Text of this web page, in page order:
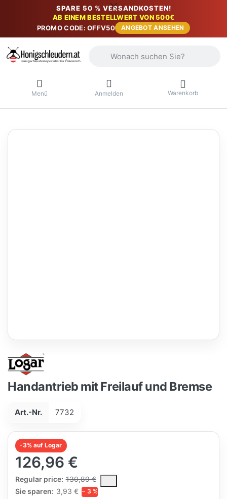
SPARE 50 % VERSANDKOSTEN!
AB EINEM BESTELLWERT VON 500€
PROMO CODE: OFFV50
ANGEBOT ANSEHEN
Menü Anmelden Warenkorb
Handantrieb mit Freilauf und Bremse
Art.-Nr. 7732
-3% auf Logar
126,96 €
Regular price: 130,89 €
The Regular Price is the median selling price paid by
Sie sparen: 3,93 € − 3 %